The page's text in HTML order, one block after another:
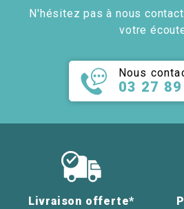
N'hésitez pas à nous
votre
Nous
03 27
Livraison offerte*